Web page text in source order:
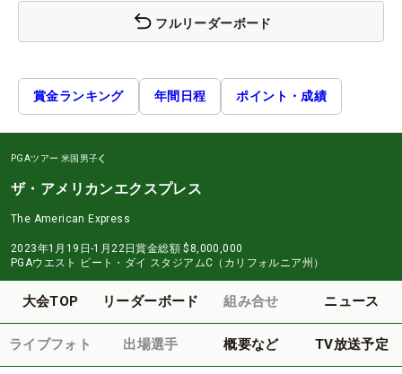
フルリーダーボード
賞金ランキング 年間日程 ポイント・成績
PGAツアー 米国男子
ザ・アメリカンエクスプレス
The American Express
2023年1月19日-1月22日賞金総額 $8,000,000
PGAウエスト ピート・ダイ スタジアムC（カリフォルニア州）
大会TOP リーダーボード 組み合せ ニュース
ライブフォト 出場選手 概要など TV放送予定